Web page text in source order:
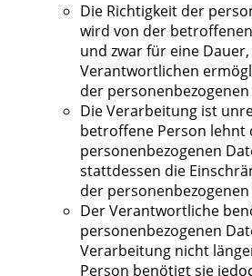
Die Richtigkeit der
wird von der
und zwar für eine
Verantwortlichen
der
Die Verarbeitung ist
betroffene Person lehnt
personenbezogenen
stattdessen die
der
Der Verantwortliche
personenbezogenen
Verarbeitung nicht
Person benötigt sie